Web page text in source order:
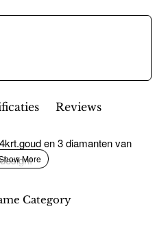
Reviews
en 3 diamanten van
Category